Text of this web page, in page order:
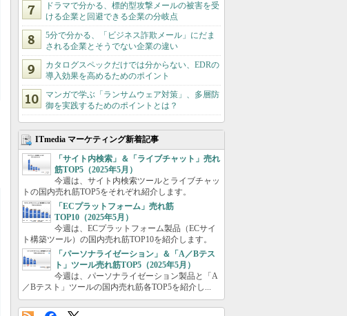
ドラマで分かる、標的型攻撃メールの被害を受
ける企業と回避できる企業の分岐点
5分で分かる、「ビジネス詐欺メール」にだま
される企業とそうでない企業の違い
カタログスペックだけでは分からない、EDRの
導入効果を高めるためのポイント
マンガで学ぶ「ランサムウェア対策」、多層防
御を実践するためのポイントとは？
ITmedia マーケティング新着記事
「サイト内検索」＆「ライブチャット」売れ
筋TOP5（2025年5月）
今週は、サイト内検索ツールとライブチャッ
トの国内売れ筋TOP5をそれぞれ紹介します。
「ECプラットフォーム」売れ筋
TOP10（2025年5月）
今週は、ECプラットフォーム製品（ECサイ
ト構築ツール）の国内売れ筋TOP10を紹介します。
「パーソナライゼーション」＆「A／Bテス
ト」ツール売れ筋TOP5（2025年5月）
今週は、パーソナライゼーション製品と「A
／Bテスト」ツールの国内売れ筋各TOP5を紹介し...